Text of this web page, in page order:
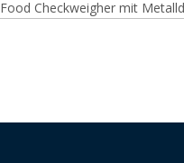
Food Checkweigher mit